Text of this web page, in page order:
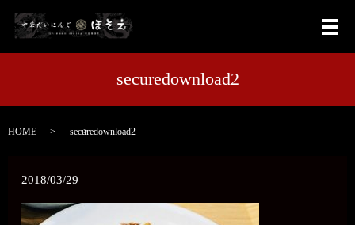
メ
securedownload2
HOME securedownload2
2018/03/29